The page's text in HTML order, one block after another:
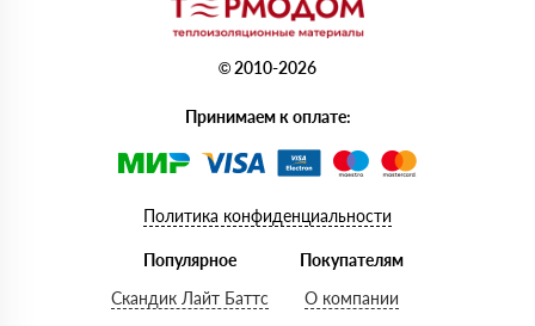
© 2010-2026
Принимаем к оплате:
Политика конфиденциальности
Популярное
Скандик Лайт Баттс
Покупателям
О компании